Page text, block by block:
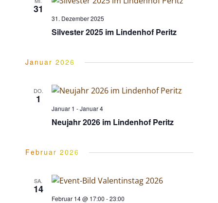
S
u
c
h
e
u
t
-
31
Silvester 2025 im Lindenhof Peritz
31. Dezember 2025
Januar 2026
DO.
1
Neujahr 2026 im Lindenhof Peritz
Januar 1 -Januar 4
Februar 2026
SA.
14
Februar 14 @ 17:00 -23:00